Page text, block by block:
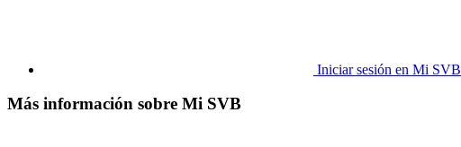
Iniciar sesión en Mi SVB
Más información sobre Mi SVB